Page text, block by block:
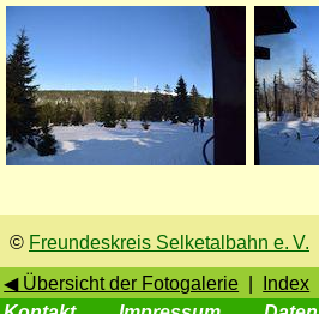
© Freundeskreis Selketalbahn e. V.
◀ Übersicht der Fotogalerie
Index